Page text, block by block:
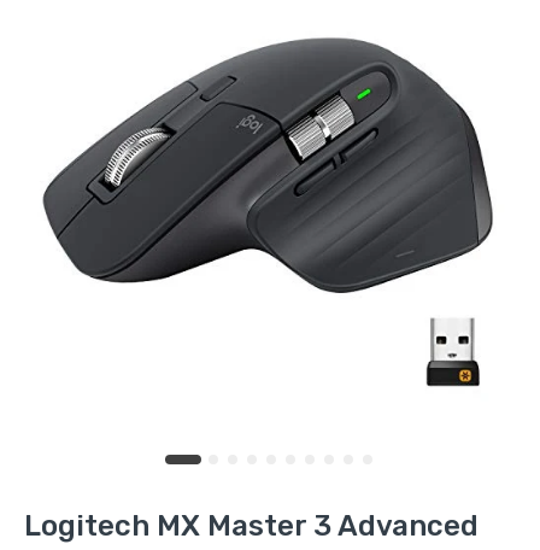
Logitech MX Master 3 Advanced